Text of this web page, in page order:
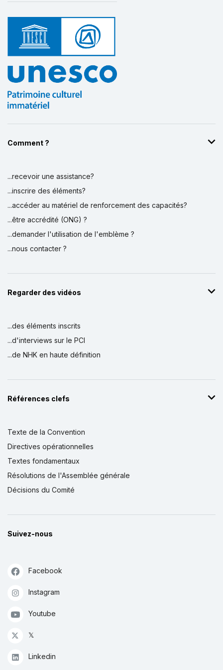
Comment ?
...recevoir une assistance?
...inscrire des éléments?
...accéder au matériel de renforcement des capacités?
...être accrédité (ONG) ?
...demander l'utilisation de l'emblème ?
...nous contacter ?
Regarder des vidéos
...des éléments inscrits
...d'interviews sur le PCI
...de NHK en haute définition
Références clefs
Texte de la Convention
Directives opérationnelles
Textes fondamentaux
Résolutions de l'Assemblée générale
Décisions du Comité
Suivez-nous
Facebook
Instagram
Youtube
𝕏
Linkedin